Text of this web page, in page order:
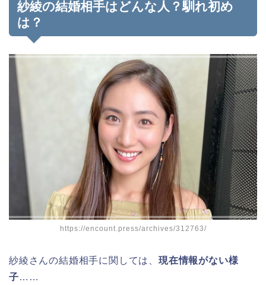
紗綾の結婚相手はどんな人？馴れ初め
は？
https://encount.press/archives/312763/
紗綾さんの結婚相手に関しては、 現在情報がない様
子……